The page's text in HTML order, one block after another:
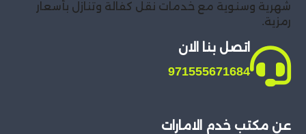
شهرية وسنوية مع خدمات نقل كفالة وتنازل بأسعار
رمزية.
اتصل بنا الان
971555671684
عن مكتب خدم الامارات